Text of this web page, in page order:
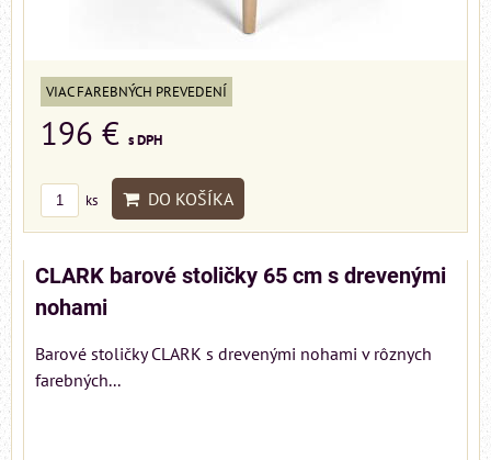
VIAC FAREBNÝCH PREVEDENÍ
196 € s DPH
ks DO KOŠÍKA
CLARK barové stoličky 65 cm s drevenými
nohami
Barové stoličky CLARK s drevenými nohami v rôznych
farebných...